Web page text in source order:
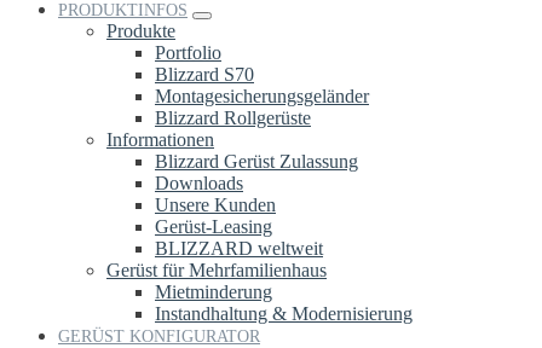
PRODUKTINFOS
Produkte
Portfolio
Blizzard S70
Montagesicherungsgeländer
Blizzard Rollgerüste
Informationen
Blizzard Gerüst Zulassung
Downloads
Unsere Kunden
Gerüst-Leasing
BLIZZARD weltweit
Gerüst für Mehrfamilienhaus
Mietminderung
Instandhaltung & Modernisierung
GERÜST KONFIGURATOR